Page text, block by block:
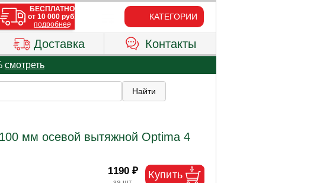
КАТЕГОРИИ
Доставка Контакты
смотреть
мм осевой вытяжной Optima 4
1190 ₽